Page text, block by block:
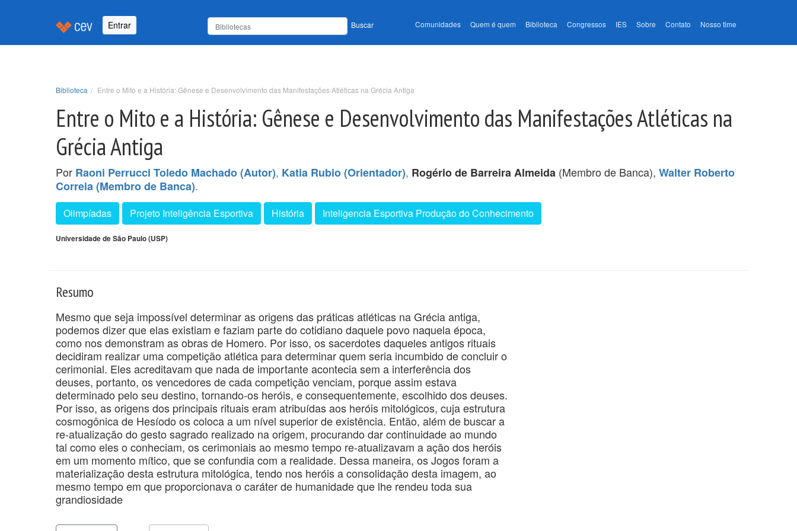
Entrar Buscar Comunidades Quem é quem Biblioteca Congressos IES Sobre Contato Nosso time
Biblioteca Entre o Mito e a História: Gênese e Desenvolvimento das Manifestações Atléticas na Grécia Antiga
Entre o Mito e a História: Gênese e Desenvolvimento das Manifestações Atléticas na
Grécia Antiga
Por Raoni Perrucci Toledo Machado (Autor), Katia Rubio (Orientador), Rogério de Barreira Almeida (Membro de Banca), Walter Roberto
Correia (Membro de Banca).
Olimpíadas Projeto Inteligência Esportiva História Inteligencia Esportiva Produção do Conhecimento
Universidade de São Paulo (USP)
Resumo
Mesmo que seja impossível determinar as origens das práticas atléticas na Grécia antiga,
podemos dizer que elas existiam e faziam parte do cotidiano daquele povo naquela época,
como nos demonstram as obras de Homero. Por isso, os sacerdotes daqueles antigos rituais
decidiram realizar uma competição atlética para determinar quem seria incumbido de concluir o
cerimonial. Eles acreditavam que nada de importante acontecia sem a interferência dos
deuses, portanto, os vencedores de cada competição venciam, porque assim estava
determinado pelo seu destino, tornando-os heróis, e consequentemente, escolhido dos deuses.
Por isso, as origens dos principais rituais eram atribuídas aos heróis mitológicos, cuja estrutura
cosmogônica de Hesíodo os coloca a um nível superior de existência. Então, além de buscar a
re-atualização do gesto sagrado realizado na origem, procurando dar continuidade ao mundo
tal como eles o conheciam, os cerimoniais ao mesmo tempo re-atualizavam a ação dos heróis
em um momento mítico, que se confundia com a realidade. Dessa maneira, os Jogos foram a
materialização desta estrutura mitológica, tendo nos heróis a consolidação desta imagem, ao
mesmo tempo em que proporcionava o caráter de humanidade que lhe rendeu toda sua
grandiosidade